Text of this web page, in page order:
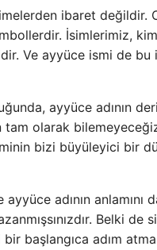
ibaret değildir.
İsimlerimiz,
Ve ayyüce ismi de bu
ayyüce adının
olarak
bizi büyüleyici bir
adının anlamını
Belki de
başlangıca adım